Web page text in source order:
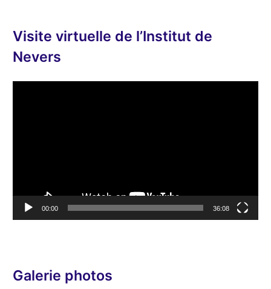
o
Visite virtuelle de l’Institut de
Nevers
i
o
00:00 36:08
Galerie photos